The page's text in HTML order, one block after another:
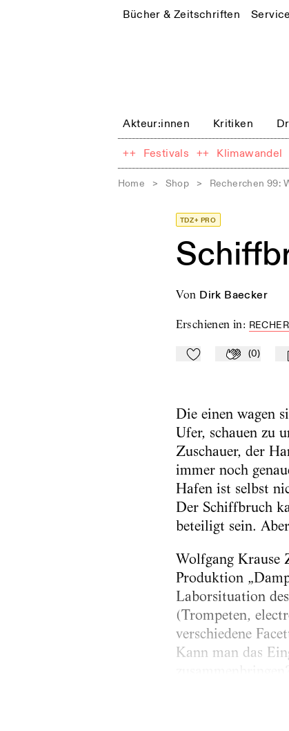
Bücher & Zeitschriften Service
Akteur:innen Kritiken
++ Festivals ++ Klimawandel
Home > Shop > Recherchen 99:
TDZ+ PRO
von Dirk Baecker
Erschienen in:
Zu Mein-TdZApplaudieren
(0)
Die einen wagen
Ufer, schauen zu
Zuschauer, der
immer noch
Hafen ist selbst
Der Schiffbruch
beteiligt sein.
Wolfgang Krause
Produktion
Laborsituation
(Trompeten,
verschiedene
Kann man das